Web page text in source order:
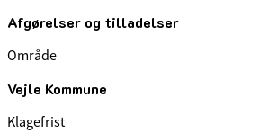
Afgørelser og tilladelser
Område
Vejle Kommune
Klagefrist